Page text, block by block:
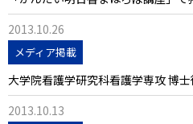
2013.10.26
メディア掲載
大学院看護学研究科看護学専攻 博
2013.10.13